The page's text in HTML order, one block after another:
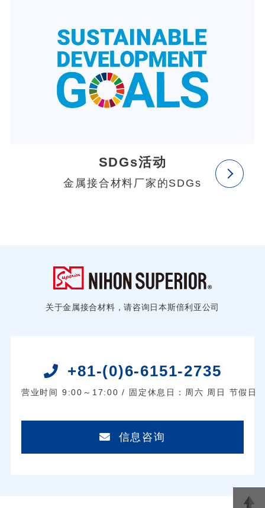
SDGs活动
金属接合材料厂家的SDGs
关于金属接合材料，请咨询日本斯倍利亚公司
+81-(0)6-6151-2735
营业时间 9:00～17:00 / 固定休息日：周六 周日 节假日
信息咨询